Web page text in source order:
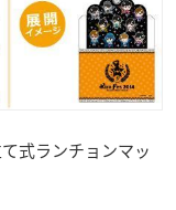
式ランチョンマッ